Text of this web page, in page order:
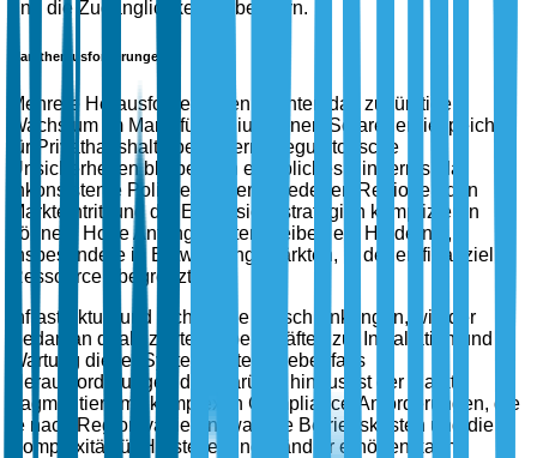
und die Zugänglichkeit verbessern.
Marktherausforderungen
Mehrere Herausforderungen könnten das zukünftige
Wachstum im Markt für Lithium-Ionen-Solarenergiespeicher
für Privathaushalte behindern. Regulatorische
Unsicherheiten bleiben ein erhebliches Hindernis, da
inkonsistente Politiken in verschiedenen Regionen den
Markteintritt und die Expansionsstrategien komplizieren
können. Hohe Anfangskosten bleiben ein Hindernis,
insbesondere in Entwicklungsmärkten, in denen finanzielle
Ressourcen begrenzt sind.
Infrastruktur- und technische Einschränkungen, wie der
Bedarf an qualifizierten Arbeitskräften zur Installation und
Wartung dieser Systeme, stellen ebenfalls
Herausforderungen dar. Darüber hinaus ist der Markt
fragmentiert, mit komplexen Compliance-Anforderungen, die
je nach Region variieren, was die Betriebskosten und die
Komplexität für Hersteller und Händler erhöhen kann.